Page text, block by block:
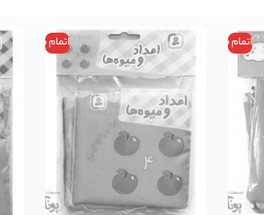
اتمام موجودی اتمام موجودی